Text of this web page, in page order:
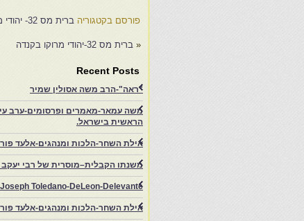
פורסם בקטגוריה ברית מס 32- יהודי מרוקו בקנדה
« ברית מס 32-יהודי מרוקו בקנדה
Recent Posts
"ראה"-הרב משה אסולין שמיר
משה עמאר-מאמרים ופרסומים-ערב
הראשית בישראל.
אילת השחר-הלכות ומנהגים-אלעד
משנתו הקבלית–מוסרית של רבי יעקב
Toledano-DeLeon-Delevante.
אילת השחר-הלכות ומנהגים-אלעד